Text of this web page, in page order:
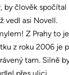
by člověk spočítal
vedl asi Novell.
Z Prahy to
z roku 2006 je
tam. Silně